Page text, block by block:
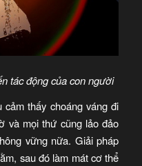
tác động của con người
thấy choáng váng đi
và mọi thứ cũng lảo đảo
vững nữa. Giải pháp
sau đó làm mát cơ thể